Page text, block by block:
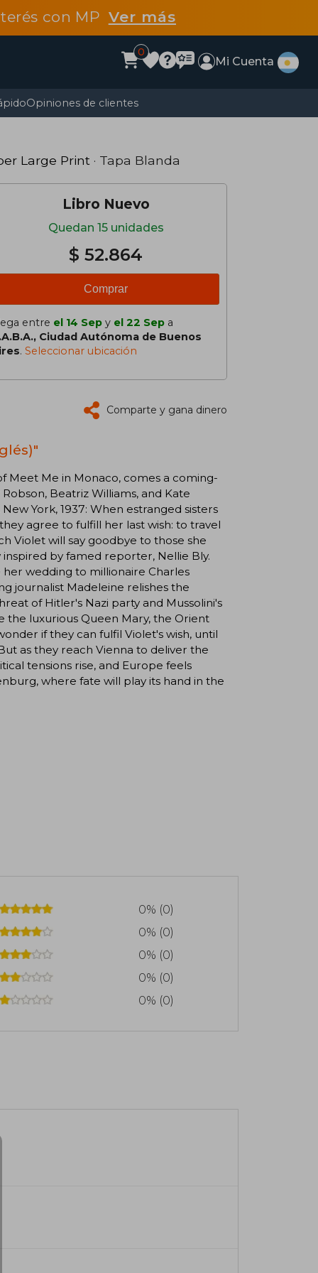
con MP Ver más
0
Mi Cuenta
Opiniones de clientes
Large Print · Tapa Blanda
Libro Nuevo
Quedan 15 unidades
$ 52.864
Comprar
entre el 14 Sep y el 22 Sep a
Ciudad Autónoma de Buenos
. Seleccionar ubicación
Comparte y gana dinero
Meet Me in Monaco, comes a coming-
Beatriz Williams, and Kate
York, 1937: When estranged sisters
agree to fulfill her last wish: to travel
Violet will say goodbye to those she
by famed reporter, Nellie Bly.
wedding to millionaire Charles
journalist Madeleine relishes the
of Hitler's Nazi party and Mussolini's
the luxurious Queen Mary, the Orient
if they can fulfil Violet's wish, until
as they reach Vienna to deliver the
tensions rise, and Europe feels
where fate will play its hand in the
0% (0)
0% (0)
0% (0)
0% (0)
0% (0)